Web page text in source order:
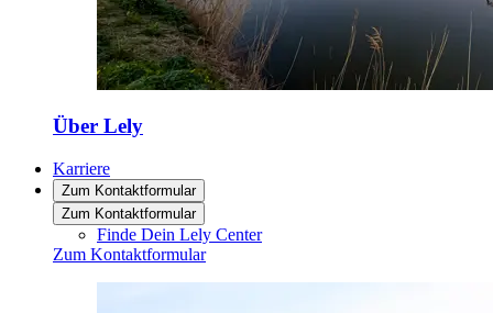
Über Lely
Karriere
Zum Kontaktformular
Zum Kontaktformular
Finde Dein Lely Center
Zum Kontaktformular